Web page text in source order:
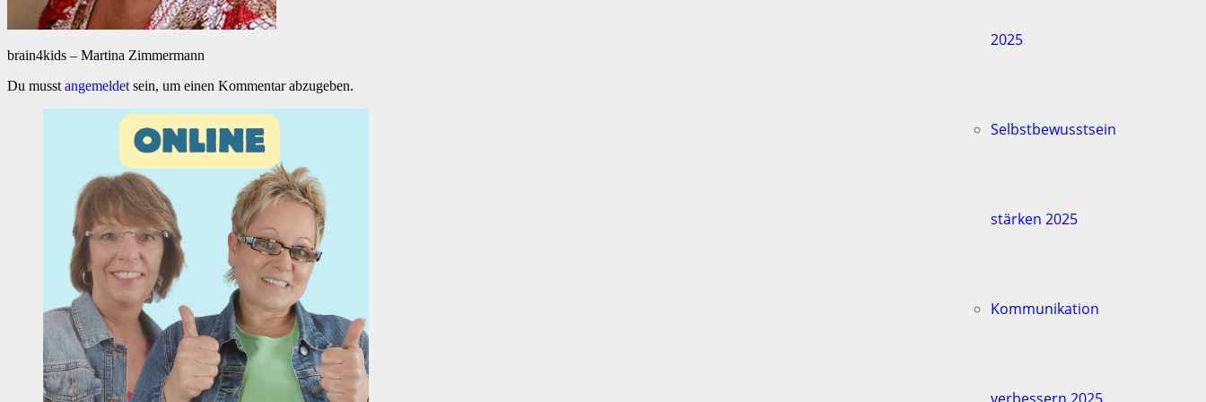
2025
Selbstbewusstsein
stärken 2025
Kommunikation
brain4kids – Martina Zimmermann
Du musst angemeldet sein, um einen Kommentar abzugeben.